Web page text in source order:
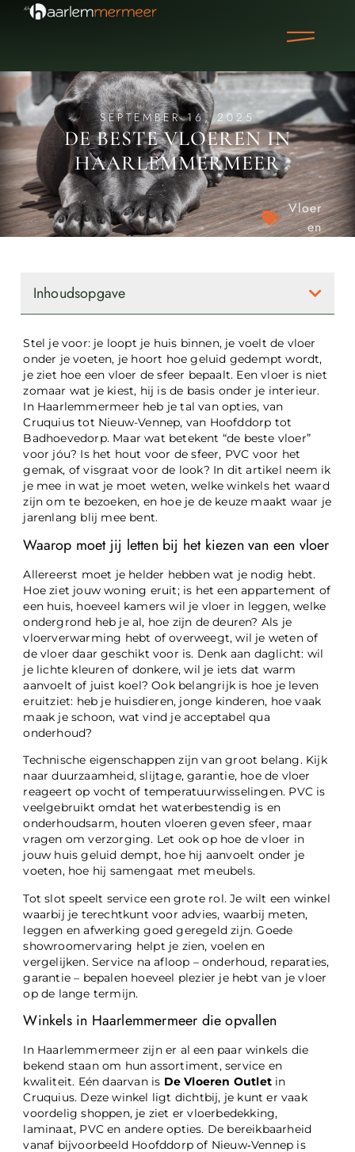
SEPTEMBER 16, 2025
DE BESTE VLOEREN IN
HAARLEMMERMEER
Vloer
en
Stel je voor: je loopt je huis binnen, je voelt de vloer
onder je voeten, je hoort hoe geluid gedempt wordt,
je ziet hoe een vloer de sfeer bepaalt. Een vloer is niet
zomaar wat je kiest, hij is de basis onder je interieur.
In Haarlemmermeer heb je tal van opties, van
Cruquius tot Nieuw-Vennep, van Hoofddorp tot
Badhoevedorp. Maar wat betekent “de beste vloer”
voor jóu? Is het hout voor de sfeer, PVC voor het
gemak, of visgraat voor de look? In dit artikel neem ik
je mee in wat je moet weten, welke winkels het waard
zijn om te bezoeken, en hoe je de keuze maakt waar je
jarenlang blij mee bent.
Waarop moet jij letten bij het kiezen van een vloer
Allereerst moet je helder hebben wat je nodig hebt.
Hoe ziet jouw woning eruit; is het een appartement of
een huis, hoeveel kamers wil je vloer in leggen, welke
ondergrond heb je al, hoe zijn de deuren? Als je
vloerverwarming hebt of overweegt, wil je weten of
de vloer daar geschikt voor is. Denk aan daglicht: wil
je lichte kleuren of donkere, wil je iets dat warm
aanvoelt of juist koel? Ook belangrijk is hoe je leven
eruitziet: heb je huisdieren, jonge kinderen, hoe vaak
maak je schoon, wat vind je acceptabel qua
onderhoud?
Technische eigenschappen zijn van groot belang. Kijk
naar duurzaamheid, slijtage, garantie, hoe de vloer
reageert op vocht of temperatuurwisselingen. PVC is
veelgebruikt omdat het waterbestendig is en
onderhoudsarm, houten vloeren geven sfeer, maar
vragen om verzorging. Let ook op hoe de vloer in
jouw huis geluid dempt, hoe hij aanvoelt onder je
voeten, hoe hij samengaat met meubels.
Tot slot speelt service een grote rol. Je wilt een winkel
waarbij je terechtkunt voor advies, waarbij meten,
leggen en afwerking goed geregeld zijn. Goede
showroomervaring helpt je zien, voelen en
vergelijken. Service na afloop – onderhoud, reparaties,
garantie – bepalen hoeveel plezier je hebt van je vloer
op de lange termijn.
Winkels in Haarlemmermeer die opvallen
In Haarlemmermeer zijn er al een paar winkels die
bekend staan om hun assortiment, service en
kwaliteit. Eén daarvan is De Vloeren Outlet in
Cruquius. Deze winkel ligt dichtbij, je kunt er vaak
voordelig shoppen, je ziet er vloerbedekking,
laminaat, PVC en andere opties. De bereikbaarheid
vanaf bijvoorbeeld Hoofddorp of Nieuw‑Vennep is
Inhoudsopgave